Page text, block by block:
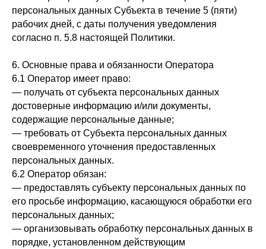
персональных данных Субъекта в течение 5 (пяти)
рабочих дней, с даты получения уведомления
согласно п. 5.8 настоящей Политики.
6. Основные права и обязанности Оператора
6.1 Оператор имеет право:
— получать от субъекта персональных данных
достоверные информацию и/или документы,
содержащие персональные данные;
— требовать от Субъекта персональных данных
своевременного уточнения предоставленных
персональных данных.
6.2 Оператор обязан:
— предоставлять субъекту персональных данных по
его просьбе информацию, касающуюся обработки его
персональных данных;
— организовывать обработку персональных данных в
порядке, установленном действующим